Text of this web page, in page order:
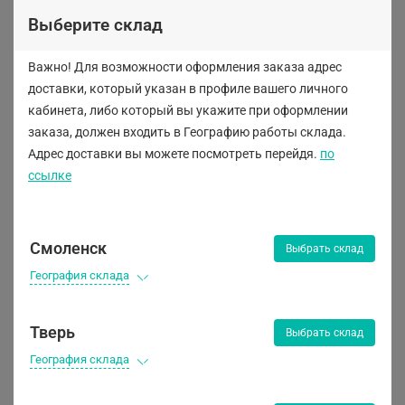
Воздуходувные устройства
Выберите склад
Важно! Для возможности оформления заказа адрес
доставки, который указан в профиле вашего личного
кабинета, либо который вы укажите при оформлении
заказа, должен входить в Географию работы склада.
Адрес доставки вы можете посмотреть перейдя. по
ссылке
Смоленск Выбрать склад
География склада
Тверь Выбрать склад
География склада